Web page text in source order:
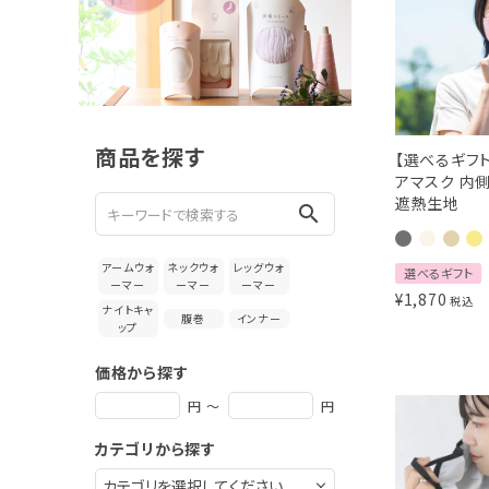
カテゴリーから探す
ギフトを探す
ブランドから探す商品を探す
search
アームウォ
ーマー
ネックウォ
ーマー
レッグウォ
ーマー
ナイトキャ
ップ
腹巻 インナー
価格から探す
円 ～ 円
カテゴリから探す
【選べるギフ
アマスク 内
遮熱生地
選べるギフト
¥1,870 税込